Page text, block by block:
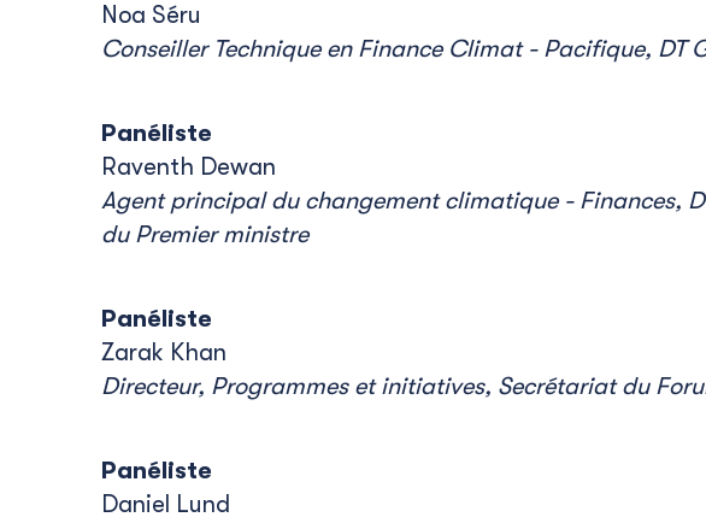
Noa Séru
Conseiller Technique en Finance Climat - Pacifique, DT
Panéliste
Raventh Dewan
Agent principal du changement climatique - Finances,
du Premier ministre
Panéliste
Zarak Khan
Directeur, Programmes et initiatives, Secrétariat du
Panéliste
Daniel Lund